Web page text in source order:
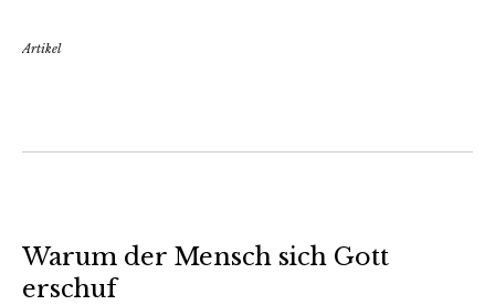
Artikel
Warum der Mensch sich Gott
erschuf